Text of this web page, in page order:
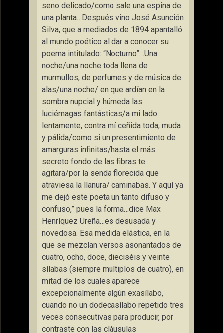
seno delicado/como sale una espina de
una planta…Después vino José Asunción
Silva, que a mediados de 1894 apantalló
al mundo poético al dar a conocer su
poema intitulado: “Nocturno”…Una
noche/una noche toda llena de
murmullos, de perfumes y de música de
alas/una noche/ en que ardían en la
sombra nupcial y húmeda las
luciérnagas fantásticas/a mi lado
lentamente, contra mí ceñida toda, muda
y pálida/como si un presentimiento de
amarguras infinitas/hasta el más
secreto fondo de las fibras te
agitara/por la senda florecida que
atraviesa la llanura/ caminabas. Y aquí ya
me dejó este poeta un tanto difuso y
confuso,” pues la forma…dice Max
Henríquez Ureña…es desusada y
novedosa. Esa medida elástica, en la
que se mezclan versos asonantados de
cuatro, ocho, doce, dieciséis y veinte
sílabas (siempre múltiplos de cuatro), en
mitad de los cuales aparece
excepcionalmente algún exasílabo,
cuando no un dodecasílabo repetido tres
veces consecutivas para producir, por
contraste con las cláusulas